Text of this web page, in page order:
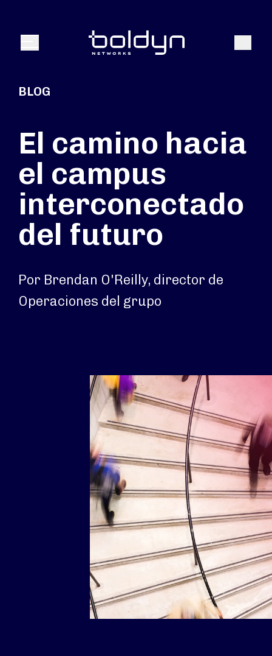
Menú Buscar
BLOG
El camino hacia
el campus
interconectado
del futuro
Por Brendan O'Reilly, director de
Operaciones del grupo